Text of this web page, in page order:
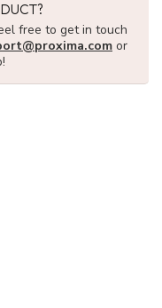
free to get in touch
or